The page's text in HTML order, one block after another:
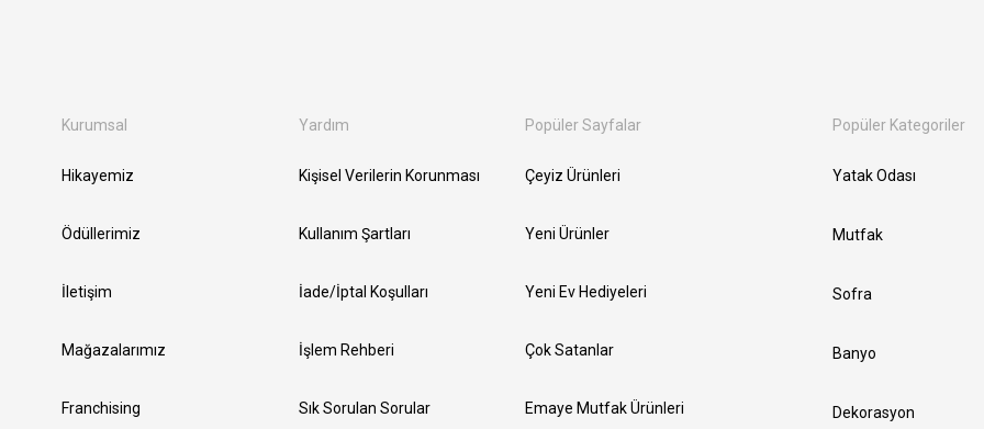
Kurumsal
Hikayemiz
Ödüllerimiz
İletişim
Mağazalarımız
Franchising
Yardım
Kişisel Verilerin Korunması
Kullanım Şartları
İade/İptal Koşulları
İşlem Rehberi
Sık Sorulan Sorular
Popüler Sayfalar
Çeyiz Ürünleri
Yeni Ürünler
Yeni Ev Hediyeleri
Çok Satanlar
Emaye Mutfak Ürünleri
Popüler Kategoriler
Yatak Odası
Mutfak
Sofra
Banyo
Dekorasyon